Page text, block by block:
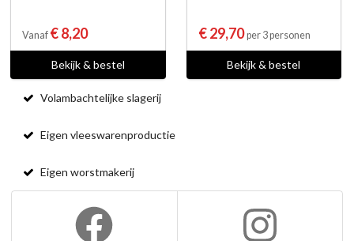
Vanaf € 8,20
Bekijk & bestel
€ 29,70per 3 personen
Bekijk & bestel
Volambachtelijke slagerij
Eigen vleeswarenproductie
Eigen worstmakerij